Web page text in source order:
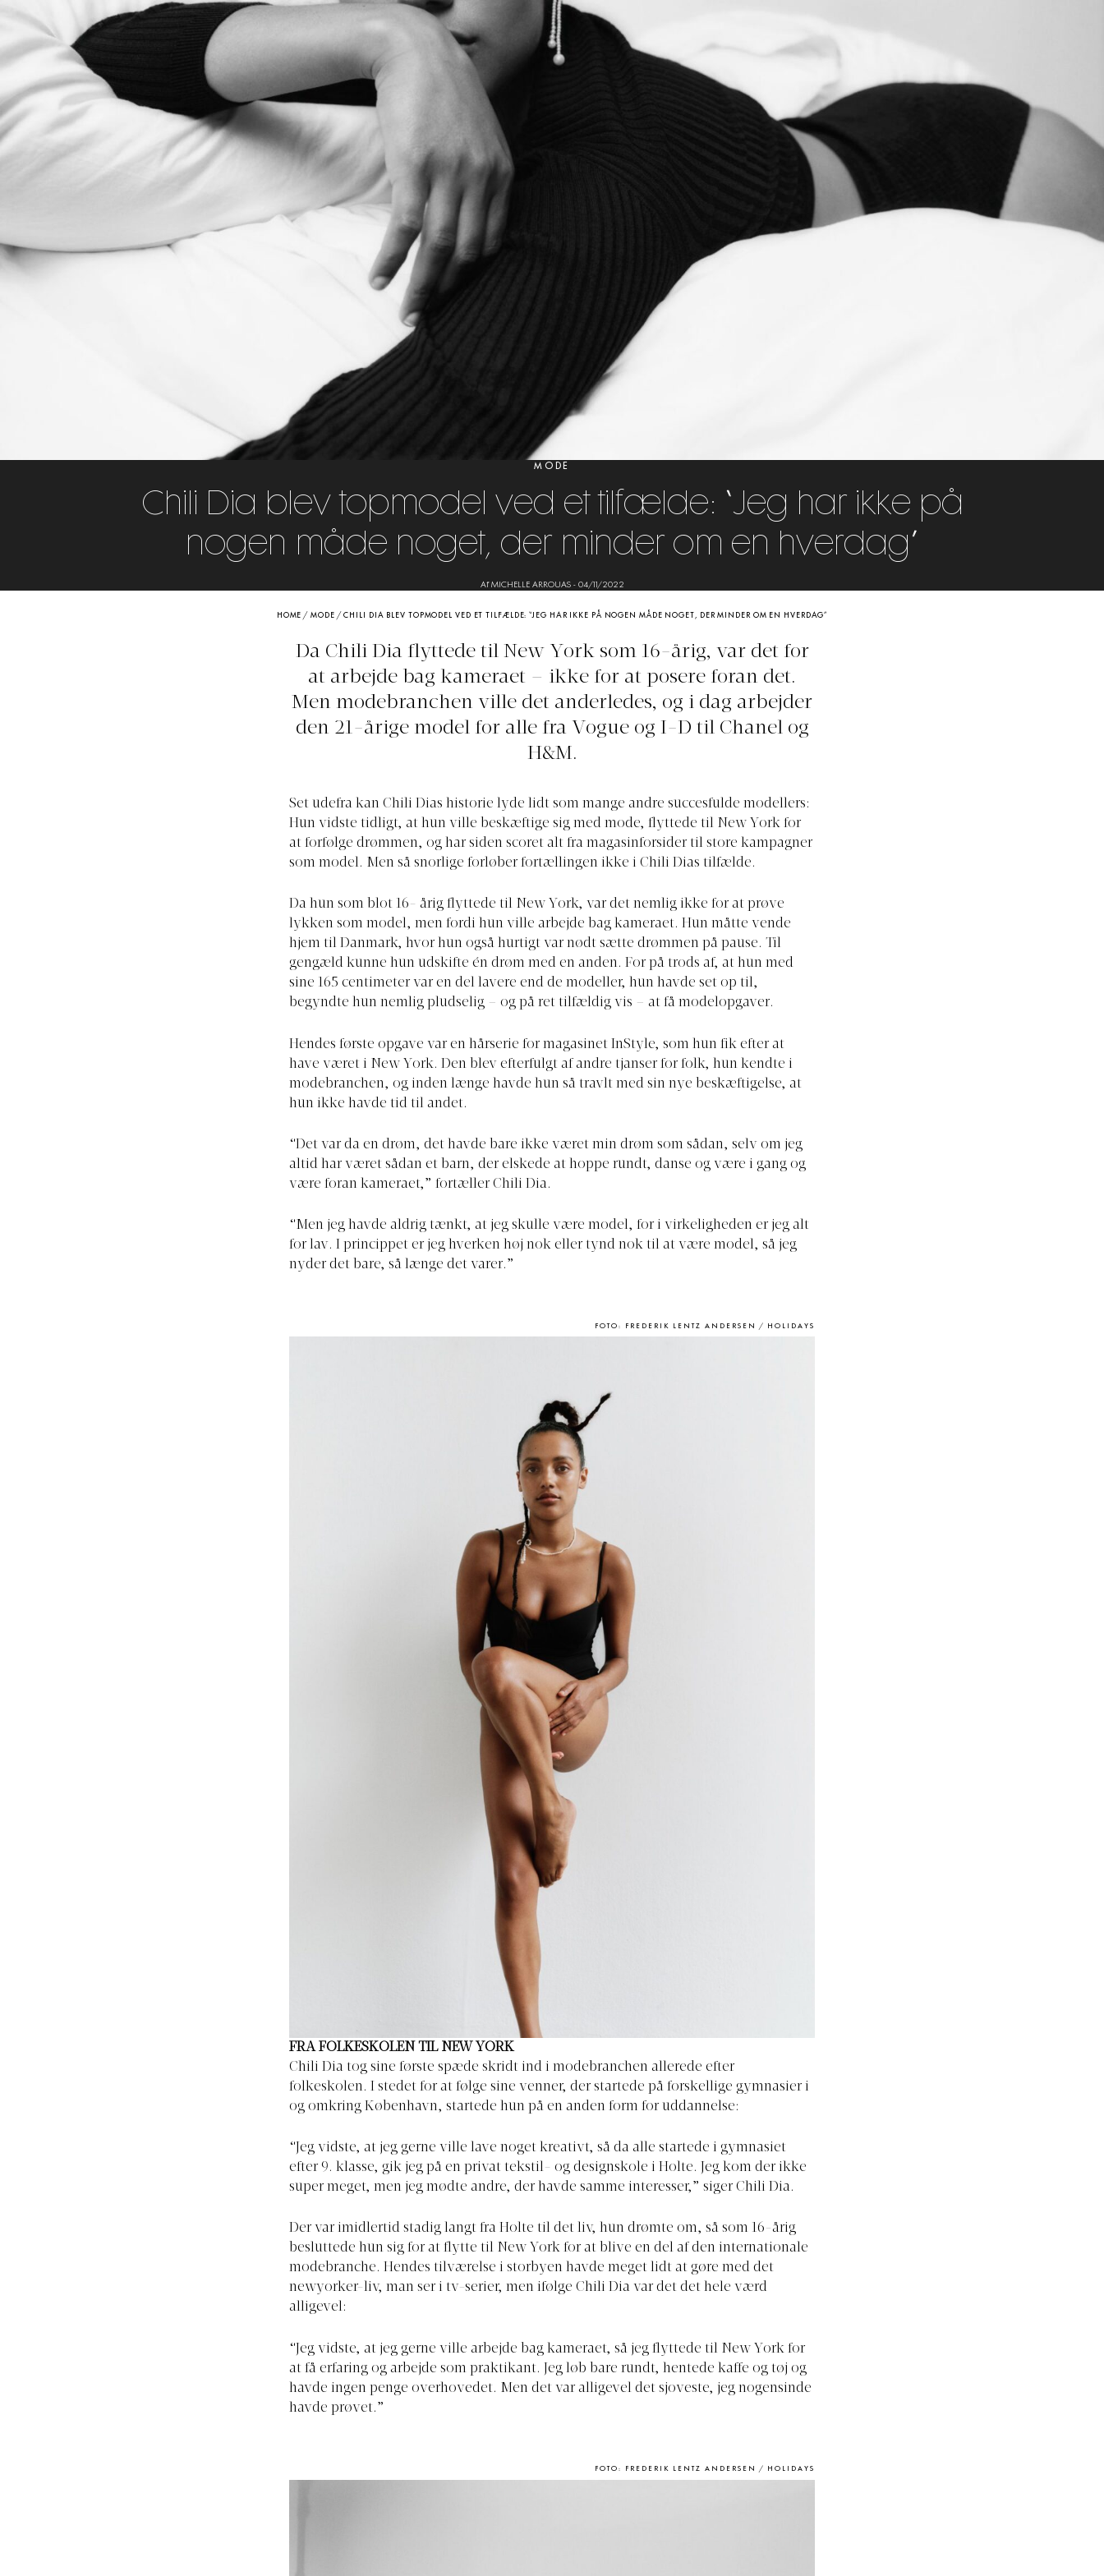
MODE
Chili Dia blev topmodel ved et tilfælde: “Jeg har ikke på
nogen måde noget, der minder om en hverdag”
Af MICHELLE ARROUAS- 04/11/2022
HOME /MODE /CHILI DIA BLEV TOPMODEL VED ET TILFÆLDE: “JEG HAR IKKE PÅ NOGEN MÅDE NOGET, DER MINDER OM EN HVERDAG”
Da Chili Dia flyttede til New York som 16-årig, var det for
at arbejde bag kameraet – ikke for at posere foran det.
Men modebranchen ville det anderledes, og i dag arbejder
den 21-årige model for alle fra Vogue og I-D til Chanel og
H&M.
Set udefra kan Chili Dias historie lyde lidt som mange andre succesfulde modellers:
Hun vidste tidligt, at hun ville beskæftige sig med mode, flyttede til New York for
at forfølge drømmen, og har siden scoret alt fra magasinforsider til store kampagner
som model. Men så snorlige forløber fortællingen ikke i Chili Dias tilfælde.
Da hun som blot 16- årig flyttede til New York, var det nemlig ikke for at prøve
lykken som model, men fordi hun ville arbejde bag kameraet. Hun måtte vende
hjem til Danmark, hvor hun også hurtigt var nødt sætte drømmen på pause. Til
gengæld kunne hun udskifte én drøm med en anden. For på trods af, at hun med
sine 165 centimeter var en del lavere end de modeller, hun havde set op til,
begyndte hun nemlig pludselig – og på ret tilfældig vis – at få modelopgaver.
Hendes første opgave var en hårserie for magasinet InStyle, som hun fik efter at
have været i New York. Den blev efterfulgt af andre tjanser for folk, hun kendte i
modebranchen, og inden længe havde hun så travlt med sin nye beskæftigelse, at
hun ikke havde tid til andet.
“Det var da en drøm, det havde bare ikke været min drøm som sådan, selv om jeg
altid har været sådan et barn, der elskede at hoppe rundt, danse og være i gang og
være foran kameraet,” fortæller Chili Dia.
“Men jeg havde aldrig tænkt, at jeg skulle være model, for i virkeligheden er jeg alt
for lav. I princippet er jeg hverken høj nok eller tynd nok til at være model, så jeg
nyder det bare, så længe det varer.”
FOTO: FREDERIK LENTZ ANDERSEN / HOLIDAYS
FRA FOLKESKOLEN TIL NEW YORK
Chili Dia tog sine første spæde skridt ind i modebranchen allerede efter
folkeskolen. I stedet for at følge sine venner, der startede på forskellige gymnasier i
og omkring København, startede hun på en anden form for uddannelse:
“Jeg vidste, at jeg gerne ville lave noget kreativt, så da alle startede i gymnasiet
efter 9. klasse, gik jeg på en privat tekstil- og designskole i Holte. Jeg kom der ikke
super meget, men jeg mødte andre, der havde samme interesser,” siger Chili Dia.
Der var imidlertid stadig langt fra Holte til det liv, hun drømte om, så som 16-årig
besluttede hun sig for at flytte til New York for at blive en del af den internationale
modebranche. Hendes tilværelse i storbyen havde meget lidt at gøre med det
newyorker-liv, man ser i tv-serier, men ifølge Chili Dia var det det hele værd
alligevel:
“Jeg vidste, at jeg gerne ville arbejde bag kameraet, så jeg flyttede til New York for
at få erfaring og arbejde som praktikant. Jeg løb bare rundt, hentede kaffe og tøj og
havde ingen penge overhovedet. Men det var alligevel det sjoveste, jeg nogensinde
havde prøvet.”
FOTO: FREDERIK LENTZ ANDERSEN / HOLIDAYS